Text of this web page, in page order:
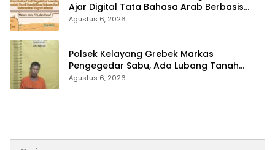
Ajar Digital Tata Bahasa Arab Berbasis
Multimedia Interaktif untuk Mahasiswa
Agustus 6, 2026
Polsek Kelayang Grebek Markas
Pengegedar Sabu, Ada Lubang Tanah
Agustus 6, 2026